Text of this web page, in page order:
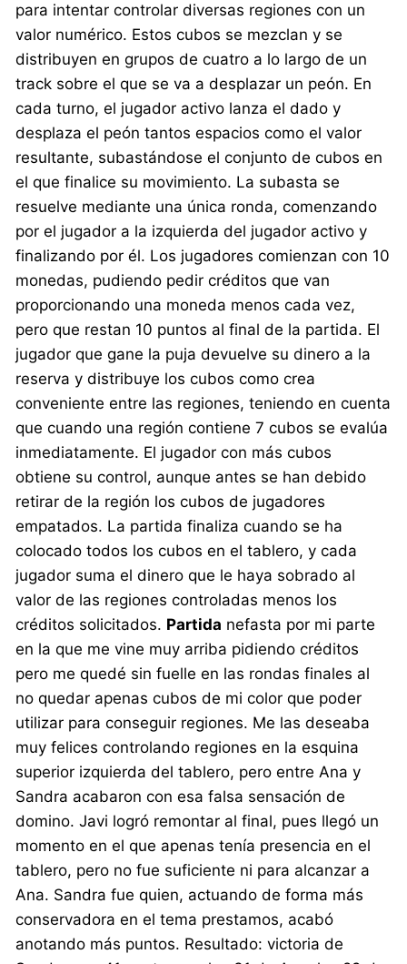
para intentar controlar diversas regiones con un
valor numérico. Estos cubos se mezclan y se
distribuyen en grupos de cuatro a lo largo de un
track sobre el que se va a desplazar un peón. En
cada turno, el jugador activo lanza el dado y
desplaza el peón tantos espacios como el valor
resultante, subastándose el conjunto de cubos en
el que finalice su movimiento. La subasta se
resuelve mediante una única ronda, comenzando
por el jugador a la izquierda del jugador activo y
finalizando por él. Los jugadores comienzan con 10
monedas, pudiendo pedir créditos que van
proporcionando una moneda menos cada vez,
pero que restan 10 puntos al final de la partida. El
jugador que gane la puja devuelve su dinero a la
reserva y distribuye los cubos como crea
conveniente entre las regiones, teniendo en cuenta
que cuando una región contiene 7 cubos se evalúa
inmediatamente. El jugador con más cubos
obtiene su control, aunque antes se han debido
retirar de la región los cubos de jugadores
empatados. La partida finaliza cuando se ha
colocado todos los cubos en el tablero, y cada
jugador suma el dinero que le haya sobrado al
valor de las regiones controladas menos los
créditos solicitados. Partida nefasta por mi parte
en la que me vine muy arriba pidiendo créditos
pero me quedé sin fuelle en las rondas finales al
no quedar apenas cubos de mi color que poder
utilizar para conseguir regiones. Me las deseaba
muy felices controlando regiones en la esquina
superior izquierda del tablero, pero entre Ana y
Sandra acabaron con esa falsa sensación de
domino. Javi logró remontar al final, pues llegó un
momento en el que apenas tenía presencia en el
tablero, pero no fue suficiente ni para alcanzar a
Ana. Sandra fue quien, actuando de forma más
conservadora en el tema prestamos, acabó
anotando más puntos. Resultado: victoria de